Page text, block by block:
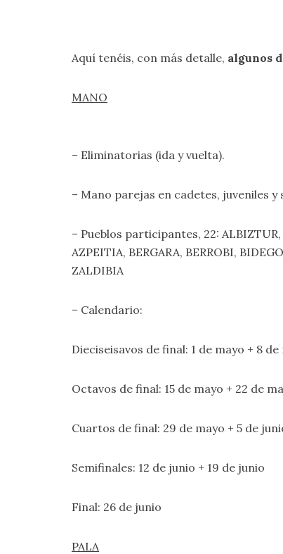
Aquí tenéis, con más detalle, algunos
MANO
– Eliminatorias (ida y vuelta).
– Mano parejas en cadetes, juveniles y
– Pueblos participantes, 22: ALBIZTUR,
AZPEITIA, BERGARA, BERROBI,
ZALDIBIA
– Calendario:
Dieciseisavos de final: 1 de mayo + 8 de
Octavos de final: 15 de mayo + 22 de
Cuartos de final: 29 de mayo + 5 de
Semifinales: 12 de junio + 19 de junio
Final: 26 de junio
PALA